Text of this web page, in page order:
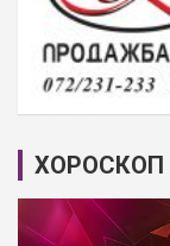
ХОРОСКОП